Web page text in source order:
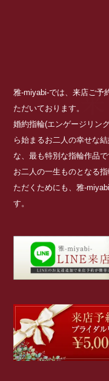
雅-miyabi-では、来店ご予
ただいております。
婚約指輪(エンゲージリン
ら始まるお二人の幸せな
な、最も特別な指輪作品で
お二人の一生ものとなる
ただくためにも、雅-
す。